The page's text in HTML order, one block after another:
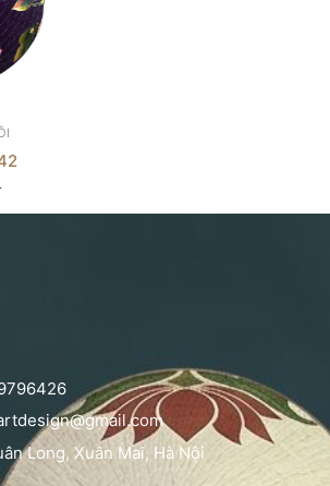
Long, Xuân Mai, Hà Nội